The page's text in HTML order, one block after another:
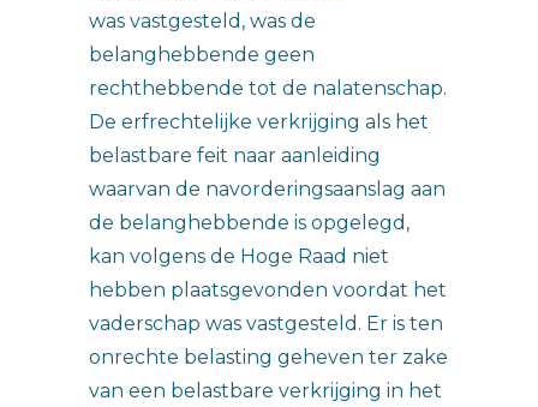
was vastgesteld, was de
belanghebbende geen
rechthebbende tot de nalatenschap.
De erfrechtelijke verkrijging als het
belastbare feit naar aanleiding
waarvan de navorderingsaanslag aan
de belanghebbende is opgelegd,
kan volgens de Hoge Raad niet
hebben plaatsgevonden voordat het
vaderschap was vastgesteld. Er is ten
onrechte belasting geheven ter zake
van een belastbare verkrijging in het